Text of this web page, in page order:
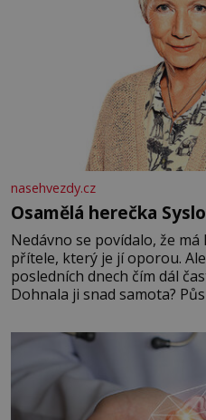
nasehvezdy.cz
Osamělá herečka
Nedávno se povídalo, že
přítele, který je jí oporou.
posledních dnech čím dál
Dohnala ji snad samota? Půs